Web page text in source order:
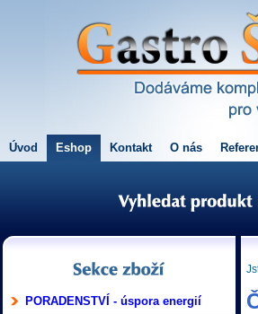
Úvod Eshop Kontakt O nás
PORADENSTVÍ - úspora energií